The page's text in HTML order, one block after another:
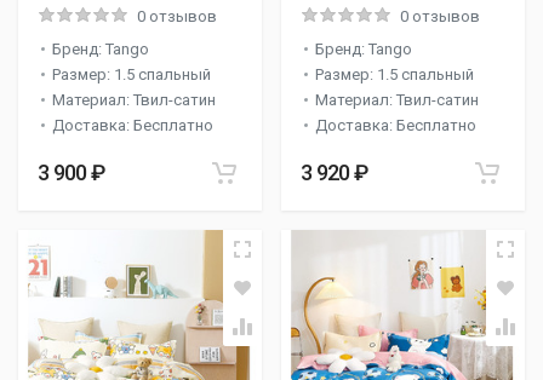
0 отзывов
Бренд: Tango
Размер: 1.5 спальный
Материал: Твил-сатин
Доставка: Бесплатно
3 900 ₽
0 отзывов
Бренд: Tango
Размер: 1.5 спальный
Материал: Твил-сатин
Доставка: Бесплатно
3 920 ₽